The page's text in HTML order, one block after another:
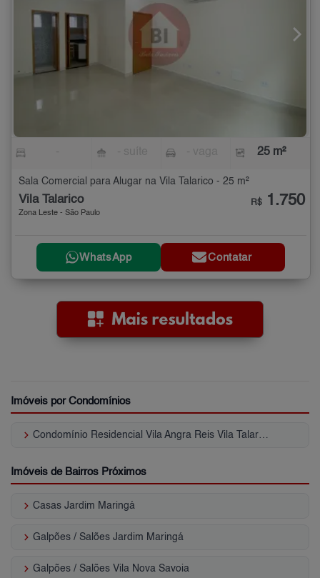
25 m²
Sala Comercial para Alugar na Vila Talarico - 25 m²
Vila Talarico
Zona Leste - São Paulo
R$ 1.750
WhatsApp Contatar
Imóveis por Condomínios
keyboard_arrow_right Condomínio Residencial Vila Angra Reis Vila Talarico
Imóveis de Bairros Próximos
keyboard_arrow_right Casas Jardim Maringá
keyboard_arrow_right Galpões / Salões Jardim Maringá
keyboard_arrow_right Galpões / Salões Vila Nova Savoia